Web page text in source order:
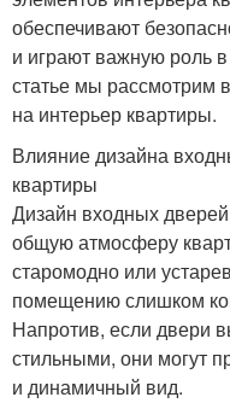
обеспечивают
и играют важную роль
статье мы рассмотрим
на интерьер квартиры.
Влияние дизайна
квартиры
Дизайн входных
общую атмосферу
старомодно или
помещению слишком
Напротив, если двери
стильными, они могут
и динамичный вид.